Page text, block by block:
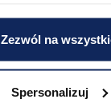
Zezwól na
Spersonalizuj
Szampon